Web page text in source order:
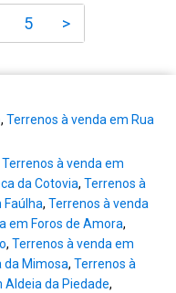
5 >
, Terrenos à venda em Rua
Terrenos à venda em
da Cotovia, Terrenos à
Faúlha, Terrenos à venda
em Foros de Amora,
, Terrenos à venda em
da Mimosa, Terrenos à
Aldeia da Piedade,